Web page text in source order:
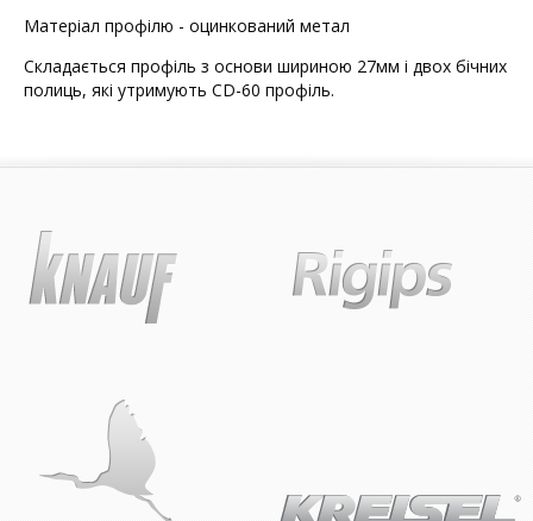
Матеріал профілю - оцинкований метал
Складається профіль з основи шириною 27мм і двох бічних
полиць, які утримують CD-60 профіль.